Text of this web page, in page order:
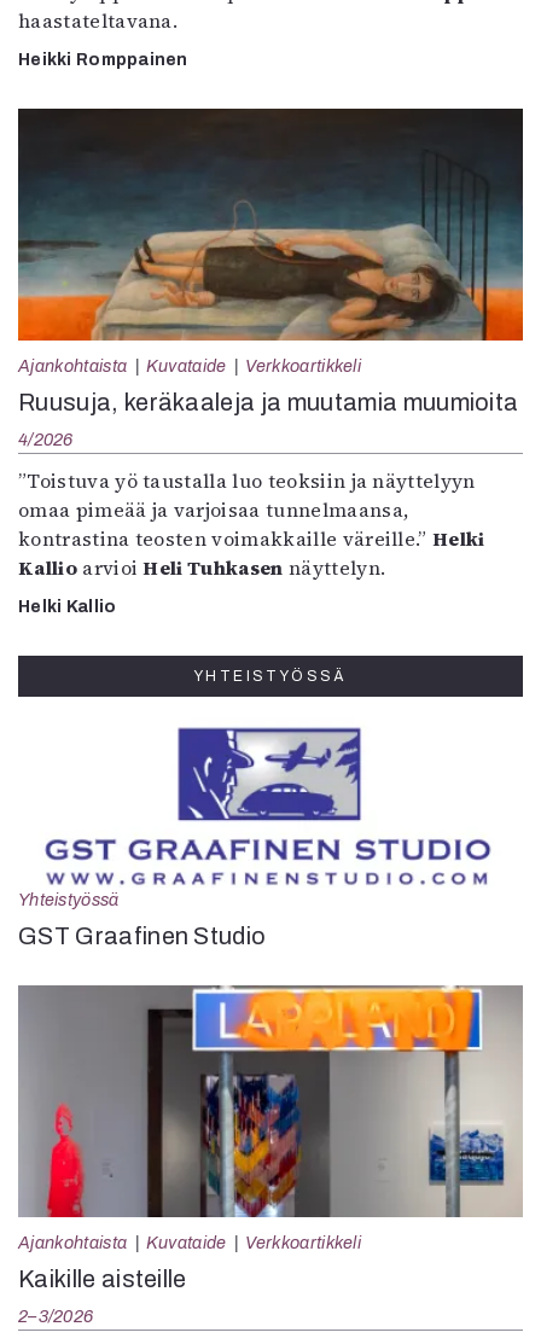
haastateltavana.
Heikki Romppainen
Ajankohtaista Kuvataide Verkkoartikkeli
Ruusuja, keräkaaleja ja muutamia muumioita
4/2026
”Toistuva yö taustalla luo teoksiin ja näyttelyyn
omaa pimeää ja varjoisaa tunnelmaansa,
kontrastina teosten voimakkaille väreille.”Helki
KallioarvioiHeli Tuhkasen näyttelyn.
Helki Kallio
YHTEISTYÖSSÄ
Yhteistyössä
GST Graafinen Studio
Ajankohtaista Kuvataide Verkkoartikkeli
Kaikille aisteille
2–3/2026